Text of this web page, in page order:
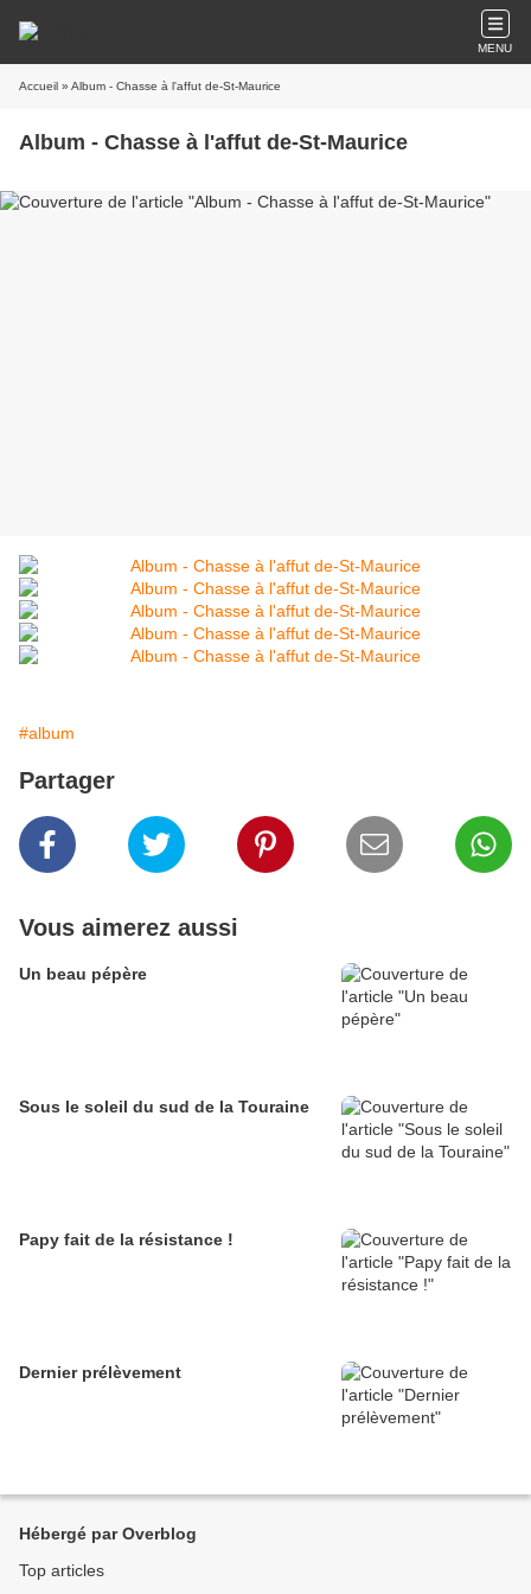
MENU
Accueil » Album - Chasse à l'affut de-St-Maurice
Album - Chasse à l'affut de-St-Maurice
#album
Partager
Vous aimerez aussi
Un beau pépère
Sous le soleil du sud de la Touraine
Papy fait de la résistance !
Dernier prélèvement
Hébergé par Overblog
Top articles